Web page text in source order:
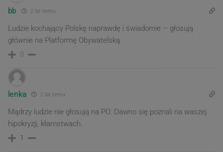
bb 2 lat temu
Ludzie kochający Polskę naprawdę i świadomie – głosują
głównie na Platformę Obywatelską
0
lenka 2 lat temu
Mądrzy ludzie nie głosują na PO. Dawno się poznali na waszej
hipokryzji, kłamstwach.
1